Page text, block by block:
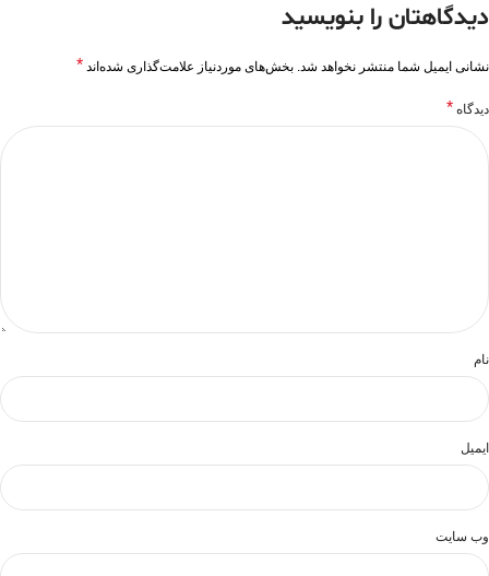
دیدگاهتان را بنویسید
نشانی ایمیل شما منتشر نخواهد شد. بخش‌های موردنیاز علامت‌گذاری شده‌اند *
دیدگاه *
نام
ایمیل
وب‌ سایت